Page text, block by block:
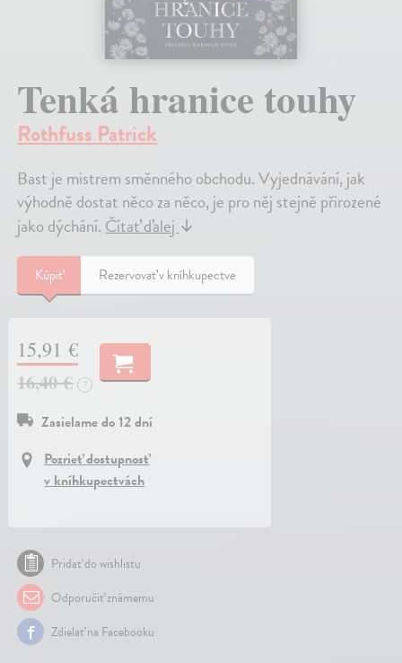
Tenká hranice touhy
Rothfuss Patrick
Bast je mistrem směnného obchodu. Vyjednávání, jak
výhodně dostat něco za něco, je pro něj stejně přirozené
jako dýchání. Čítať ďalej ↓
Kúpiť Rezervovať v kníhkupectve
15,91 €
16,40 €
?
Zasielame do 12 dní
Pozrieť dostupnosť
v kníhkupectvách
Pridať do wishlistu
Odporučiť známemu
Zdielať na Facebooku